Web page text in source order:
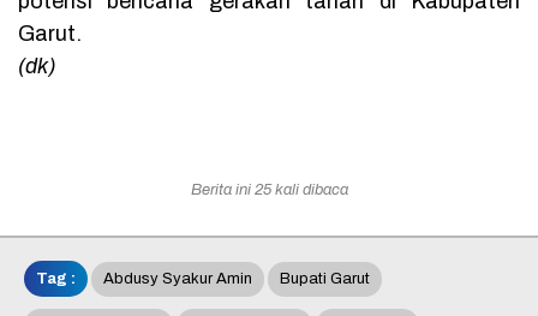
Garut.
(dk)
Berita ini 25 kali dibaca
Tag : Abdusy Syakur Amin Bupati Garut